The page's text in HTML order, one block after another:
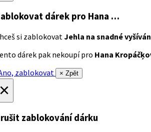
dárek pro Hana …
si zablokovatJehla na snadné
dárek pak nekoupí pro Hana
zablokovat
× Zpět
zablokování dárku